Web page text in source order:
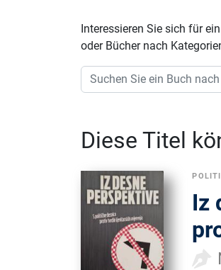
Interessieren Sie sich für
oder Bücher nach
Diese Titel
Iz